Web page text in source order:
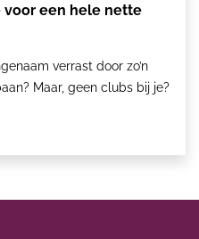
voor een hele nette
verrast door zo’n
Maar, geen clubs bij je?